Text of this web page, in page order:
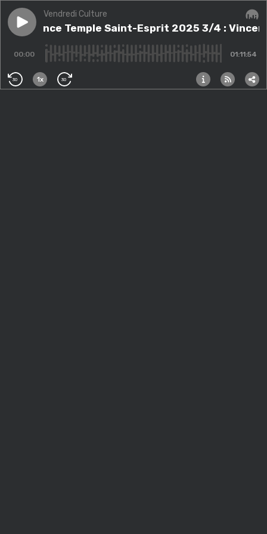
Play episodeConférence Temple Saint-Esprit 2025 3/4 : Vincent
Vendredi Culture
Temple Saint-Esprit 2025 3/4 :
00:00 01:11:54
30 1x 30